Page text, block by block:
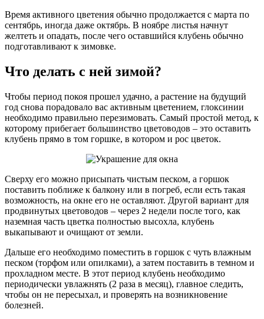
Время активного цветения обычно продолжается с марта по
сентябрь, иногда даже октябрь. В ноябре листья начнут
желтеть и опадать, после чего оставшийся клубень обычно
подготавливают к зимовке.
Что делать с ней зимой?
Чтобы период покоя прошел удачно, а растение на будущий
год снова порадовало вас активным цветением, глоксинии
необходимо правильно перезимовать. Самый простой метод, к
которому прибегает большинство цветоводов – это оставить
клубень прямо в том горшке, в котором и рос цветок.
Сверху его можно присыпать чистым песком, а горшок
поставить поближе к балкону или в погреб, если есть такая
возможность, на окне его не оставляют. Другой вариант для
продвинутых цветоводов – через 2 недели после того, как
наземная часть цветка полностью высохла, клубень
выкапывают и очищают от земли.
Дальше его необходимо поместить в горшок с чуть влажным
песком (торфом или опилками), а затем поставить в темном и
прохладном месте. В этот период клубень необходимо
периодически увлажнять (2 раза в месяц), главное следить,
чтобы он не пересыхал, и проверять на возникновение
болезней.